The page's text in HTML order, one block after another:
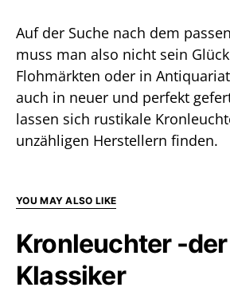
Auf der Suche nach dem
muss man also nicht sein
Flohmärkten oder in
auch in neuer und perfekt
lassen sich rustikale
unzähligen Herstellern finden.
YOU MAY ALSO LIKE
Kronleuchter -der
Klassiker